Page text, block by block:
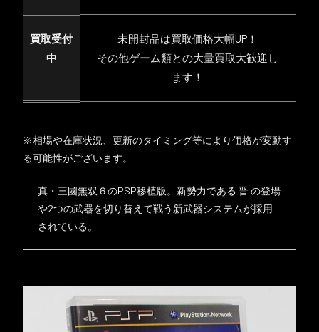
買取受付
中
未開封品は買取価格大幅UP！
その他ゲーム類との大量買取大歓迎し
ます！
※相場や在庫状況、更新のタイミング等により価格が変動す
る可能性がございます。
真・三國無双６のPSP移植版。新勢力である 晋 の登場
や2つの武器を切り替えて戦う新武器システムが採用
されている。